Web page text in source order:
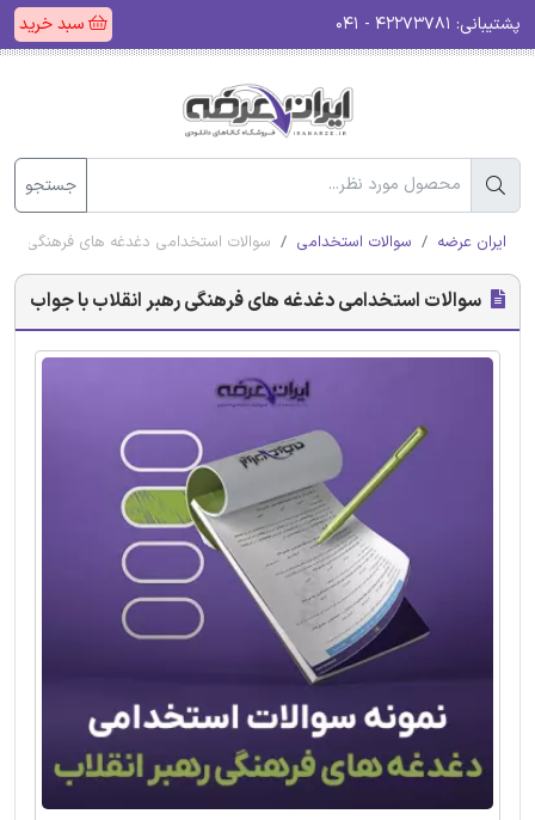
پشتیبانی: سبد خرید
جستجو
ایران عرضه سوالات استخدامی سوالات استخدامی دغدغه های فرهنگی
سوالات استخدامی دغدغه های فرهنگی رهبر انقلاب با جواب